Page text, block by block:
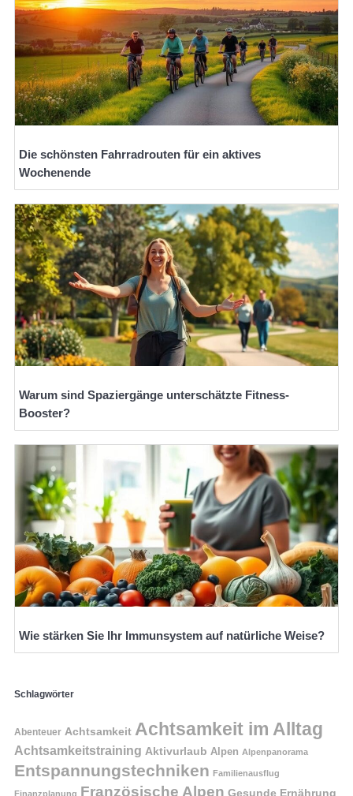
Die schönsten Fahrradrouten für ein aktives
Wochenende
Warum sind Spaziergänge unterschätzte Fitness-
Booster?
Wie stärken Sie Ihr Immunsystem auf natürliche Weise?
Schlagwörter
Abenteuer Achtsamkeit Achtsamkeit im Alltag
Achtsamkeitstraining Aktivurlaub Alpen Alpenpanorama
Entspannungstechniken Familienausflug
Finanzplanung Französische Alpen Gesunde Ernährung